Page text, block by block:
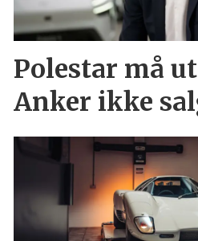
Polestar må
Anker ikke